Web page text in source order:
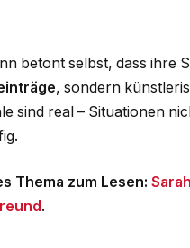
betont selbst, dass ihre
, sondern
sind real – Situationen
Thema zum Lesen:
.